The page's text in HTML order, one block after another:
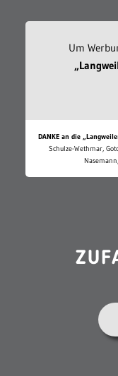
Um
DANKE an die
Schulze-Wethmar,